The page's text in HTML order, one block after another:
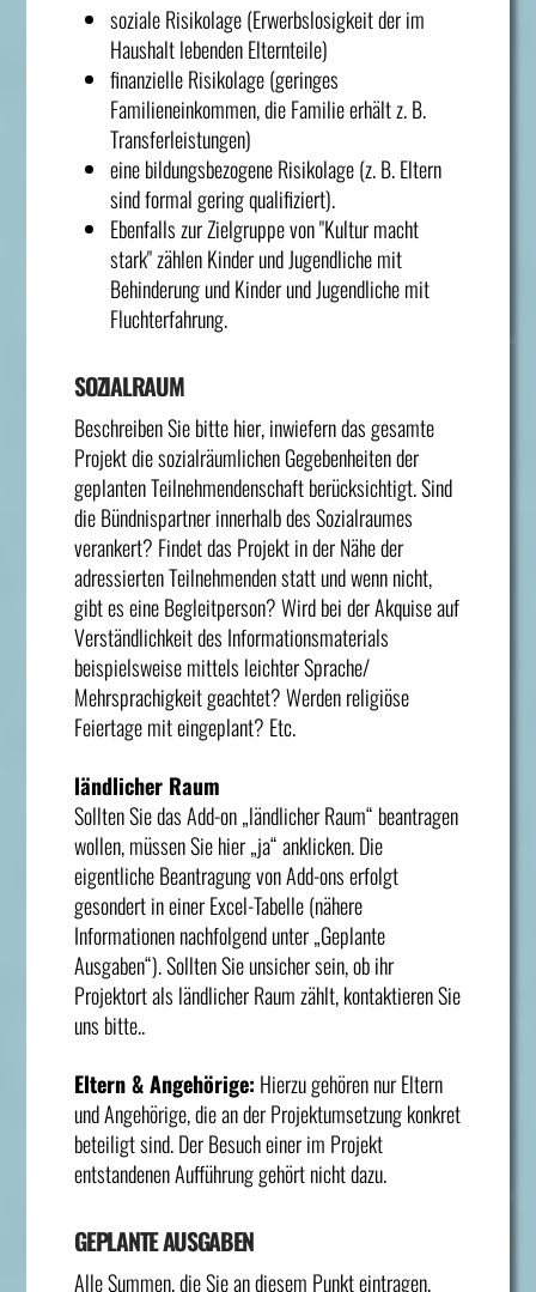
soziale Risikolage (Erwerbslosigkeit der im
Haushalt lebenden Elternteile)
finanzielle Risikolage (geringes
Familieneinkommen, die Familie erhält z. B.
Transferleistungen)
eine bildungsbezogene Risikolage (z. B. Eltern
sind formal gering qualifiziert).
Ebenfalls zur Zielgruppe von "Kultur macht
stark" zählen Kinder und Jugendliche mit
Behinderung und Kinder und Jugendliche mit
Fluchterfahrung.
SOZIALRAUM
Beschreiben Sie bitte hier, inwiefern das gesamte
Projekt die sozialräumlichen Gegebenheiten der
geplanten Teilnehmendenschaft berücksichtigt. Sind
die Bündnispartner innerhalb des Sozialraumes
verankert? Findet das Projekt in der Nähe der
adressierten Teilnehmenden statt und wenn nicht,
gibt es eine Begleitperson? Wird bei der Akquise auf
Verständlichkeit des Informationsmaterials
beispielsweise mittels leichter Sprache/
Mehrsprachigkeit geachtet? Werden religiöse
Feiertage mit eingeplant? Etc.
ländlicher Raum
Sollten Sie das Add-on „ländlicher Raum“ beantragen
wollen, müssen Sie hier „ja“ anklicken. Die
eigentliche Beantragung von Add-ons erfolgt
gesondert in einer Excel-Tabelle (nähere
Informationen nachfolgend unter „Geplante
Ausgaben“). Sollten Sie unsicher sein, ob ihr
Projektort als ländlicher Raum zählt, kontaktieren Sie
uns bitte..
Eltern & Angehörige: Hierzu gehören nur Eltern
und Angehörige, die an der Projektumsetzung konkret
beteiligt sind. Der Besuch einer im Projekt
entstandenen Aufführung gehört nicht dazu.
GEPLANTE AUSGABEN
Alle Summen, die Sie an diesem Punkt eintragen,